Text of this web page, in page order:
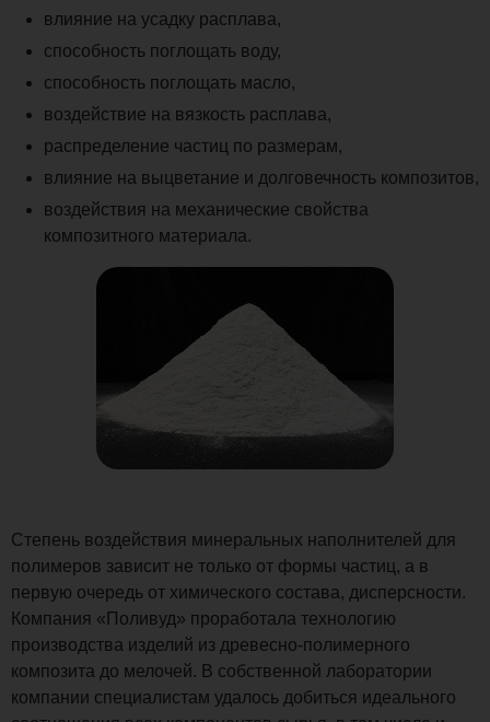
влияние на усадку расплава,
способность поглощать воду,
способность поглощать масло,
воздействие на вязкость расплава,
распределение частиц по размерам,
влияние на выцветание и долговечность композитов,
воздействия на механические свойства
композитного материала.
Степень воздействия минеральных наполнителей для
полимеров зависит не только от формы частиц, а в
первую очередь от химического состава, дисперсности.
Компания «Поливуд» проработала технологию
производства изделий из древесно-полимерного
композита до мелочей. В собственной лаборатории
компании специалистам удалось добиться идеального